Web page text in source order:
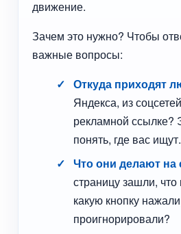
движение.
Зачем это нужно? Чтобы
важные вопросы:
Откуда приходят
Яндекса, из
рекламной ссылке?
понять, где вас ищут.
Что они делают на
страницу зашли,
какую кнопку
проигнорировали?